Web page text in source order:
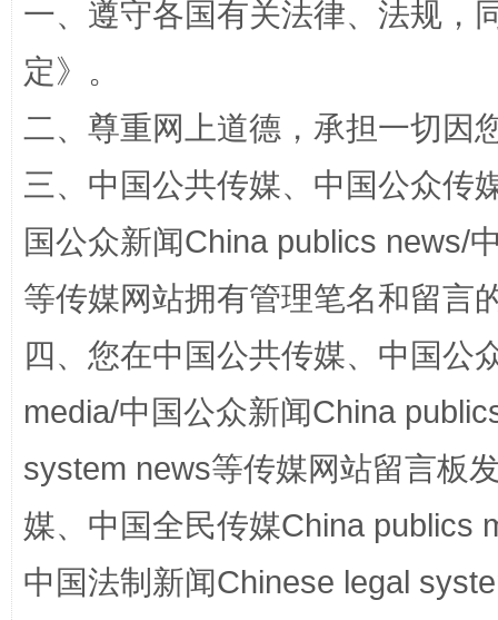
解纷+调解+退费，一次搞定
站台名比不上好声名
漫山遍野的桃花与雪山、麦地、白藏房 除
一、遵守各国有关法律、法规，
定》。
二、尊重网上道德，承担一切因
三、中国公共传媒、中国公众传
国公众新闻China publics news/
等传媒网站拥有管理笔名和留言
四、您在中国公共传媒、中国公
media/中国公众新闻China
system news等传媒网站留言板
媒、中国全民传媒China publics
中国法制新闻Chinese legal